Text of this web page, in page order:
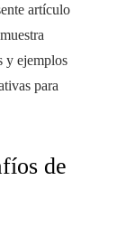
artículo
y ejemplos
para
de